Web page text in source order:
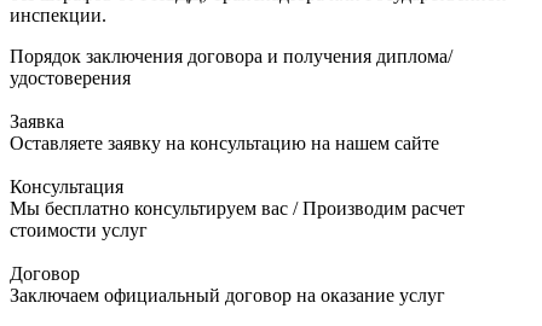
инспекции.
Порядок заключения договора и получения диплома/
удостоверения
Заявка
Оставляете заявку на консультацию на нашем сайте
Консультация
Мы бесплатно консультируем вас / Производим расчет
стоимости услуг
Договор
Заключаем официальный договор на оказание услуг